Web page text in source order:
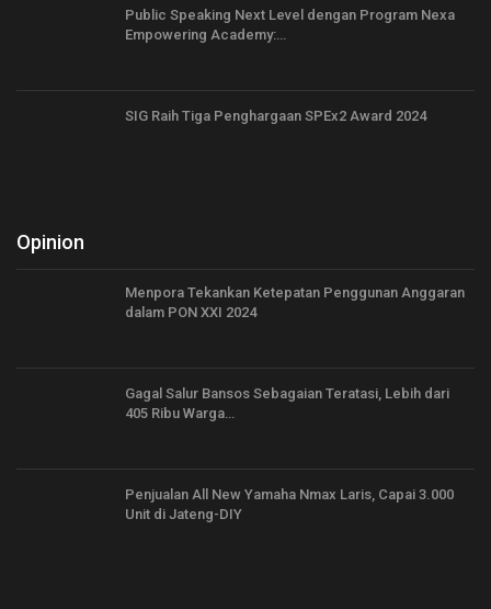
Public Speaking Next Level dengan Program Nexa
Empowering Academy:…
SIG Raih Tiga Penghargaan SPEx2 Award 2024
Opinion
Menpora Tekankan Ketepatan Penggunan Anggaran
dalam PON XXI 2024
Gagal Salur Bansos Sebagaian Teratasi, Lebih dari
405 Ribu Warga…
Penjualan All New Yamaha Nmax Laris, Capai 3.000
Unit di Jateng-DIY